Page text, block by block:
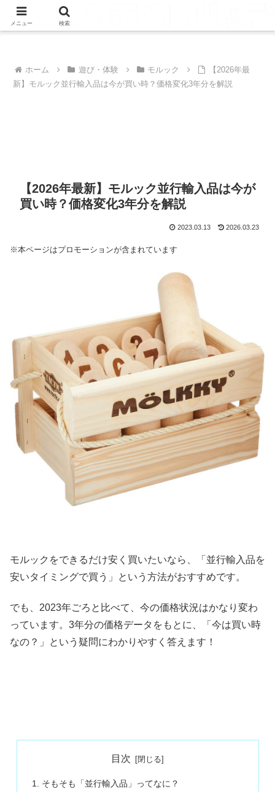
ホーム 遊び・体験 モルック
【2026年最
新】モルック並行輸入品は今が買い時？価格変化3年分を解説
【2026年最新】モルック並行輸入品は今が
買い時？価格変化3年分を解説
2023.03.13 2026.03.23
※本ページはプロモーションが含まれています
モルックをできるだけ安く買いたいなら、「並行輸入品を
安いタイミングで買う」という方法がおすすめです。
でも、2023年ごろと比べて、今の価格状況はかなり変わ
っています。3年分の価格データをもとに、「今は買い時
なの？」という疑問にわかりやすく答えます！
目次
そもそも「並行輸入品」ってなに？
メニュー 検索